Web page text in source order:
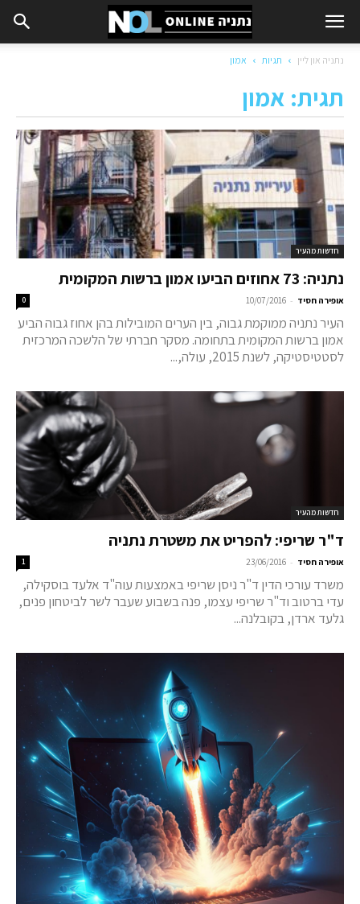
נתניה און ליין תגיות אמון
תגית: אמון
חדשות מהעיר
נתניה: 73 אחוזים הביעו אמון ברשות המקומית
אופירה חסיד -
10/07/2016
0
העיר נתניה ממוקמת גבוה, בין הערים המובילות בהן אחוז גבוה הביע
אמון ברשות המקומית בתחומה. מסקר חברתי של הלשכה המרכזית
לסטטיסטיקה, לשנת 2015, עולה,...
חדשות מהעיר
ד"ר שריפי: להפריט את משטרת נתניה
אופירה חסיד -
23/06/2016
1
משרד עורכי הדין ד"ר ניסן שריפי באמצעות עוה"ד אלעד בוסקילה,
עדי ברטוב וד"ר שריפי עצמו, פנה בשבוע שעבר לשר לביטחון פנים,
גלעד ארדן, בקובלנה...